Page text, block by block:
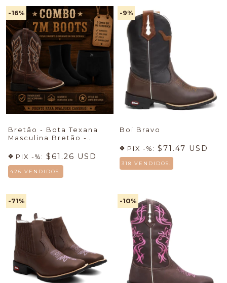
-16%
Bretão - Bota Texana
Masculina Bretão -
Cueca🔥
PIX -%: $61.26 USD
426 VENDIDOS.
-9%
Boi Bravo
PIX -%: $71.47 USD
318 VENDIDOS.
-71% -10%